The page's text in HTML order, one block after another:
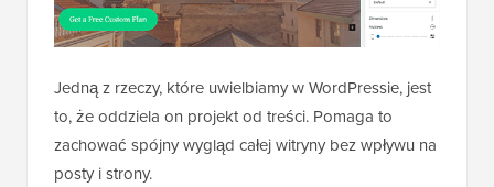
Jedną z rzeczy, które uwielbiamy w WordPressie, jest
to, że oddziela on projekt od treści. Pomaga to
zachować spójny wygląd całej witryny bez wpływu na
posty i strony.